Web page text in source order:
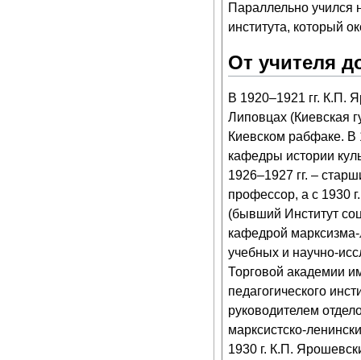
Параллельно учился
института, который
От учителя
В 1920–1921 гг. К.П.
Липовцах (Киевская
Киевском рабфаке. В
кафедры истории
1926–1927 гг. –
профессор, а с 1930
(бывший Институт
кафедрой
учебных и научно-
Торговой академии
педагогического
руководителем
марксистско-
1930 г. К.П.